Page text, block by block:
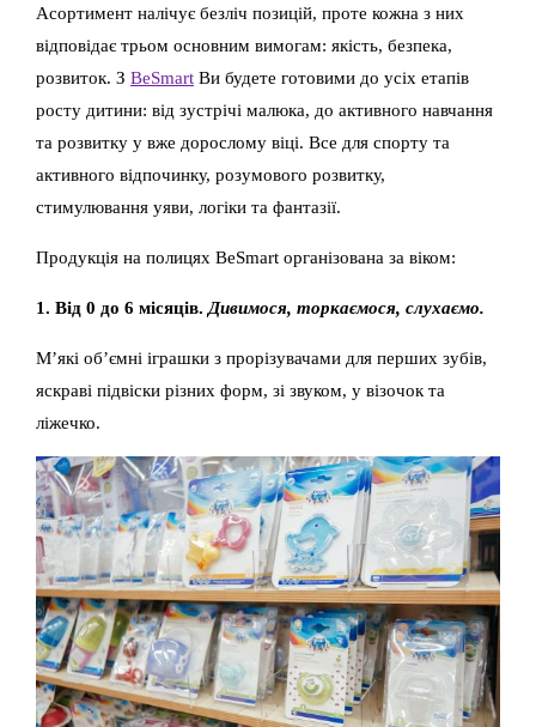
Асортимент налічує безліч позицій, проте кожна з них
відповідає трьом основним вимогам: якість, безпека,
розвиток. З BeSmart Ви будете готовими до усіх етапів
росту дитини: від зустрічі малюка, до активного навчання
та розвитку у вже дорослому віці. Все для спорту та
активного відпочинку, розумового розвитку,
стимулювання уяви, логіки та фантазії.
Продукція на полицях BeSmart організована за віком:
1. Від 0 до 6 місяців. Дивимося, торкаємося, слухаємо.
М’які об’ємні іграшки з прорізувачами для перших зубів,
яскраві підвіски різних форм, зі звуком, у візочок та
ліжечко.